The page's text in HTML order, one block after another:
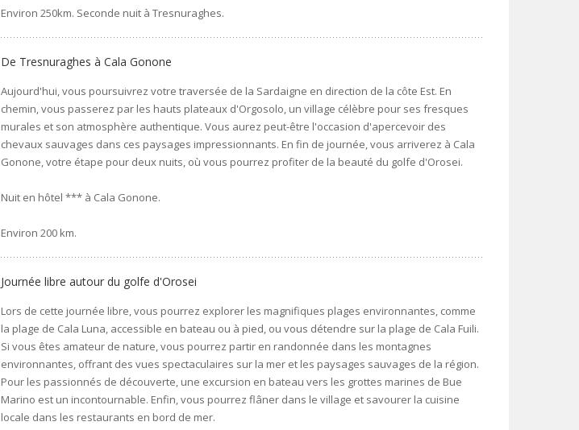
Environ 250km. Seconde nuit à Tresnuraghes.
De Tresnuraghes à Cala Gonone
Aujourd'hui, vous poursuivrez votre traversée de la Sardaigne en direction de la côte Est. En
chemin, vous passerez par les hauts plateaux d'Orgosolo, un village célèbre pour ses fresques
murales et son atmosphère authentique. Vous aurez peut-être l'occasion d'apercevoir des
chevaux sauvages dans ces paysages impressionnants. En fin de journée, vous arriverez à Cala
Gonone, votre étape pour deux nuits, où vous pourrez profiter de la beauté du golfe d'Orosei.
Nuit en hôtel *** à Cala Gonone.
Environ 200 km.
Journée libre autour du golfe d'Orosei
Lors de cette journée libre, vous pourrez explorer les magnifiques plages environnantes, comme
la plage de Cala Luna, accessible en bateau ou à pied, ou vous détendre sur la plage de Cala Fuili.
Si vous êtes amateur de nature, vous pourrez partir en randonnée dans les montagnes
environnantes, offrant des vues spectaculaires sur la mer et les paysages sauvages de la région.
Pour les passionnés de découverte, une excursion en bateau vers les grottes marines de Bue
Marino est un incontournable. Enfin, vous pourrez flâner dans le village et savourer la cuisine
locale dans les restaurants en bord de mer.